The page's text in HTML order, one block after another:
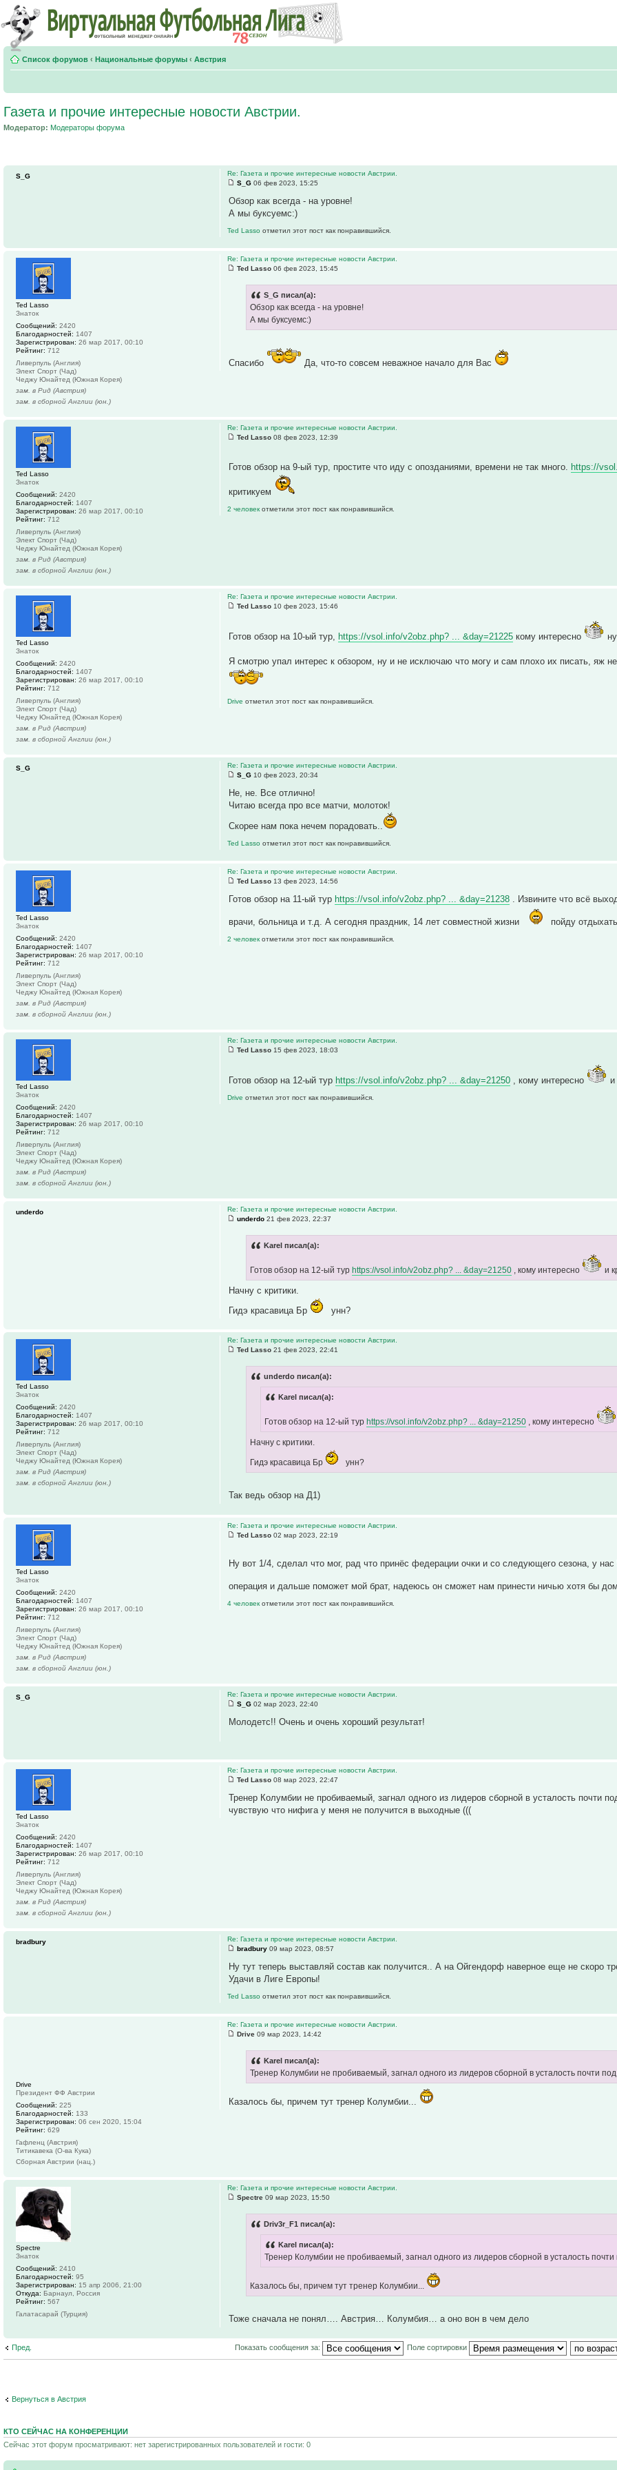
Список форумов ‹ Национальные форумы ‹ Австрия
Газета и прочие интересные новости Австрии.
Модератор: Модераторы форума
Re: Газета и прочие интересные новости Австрии.
S_G 06 фев 2023, 15:25
Обзор как всегда - на уровне!
А мы буксуемс:)
Ted Lassoотметил этот пост как понравившийся.
S_G
Re: Газета и прочие интересные новости Австрии.
Ted Lasso 06 фев 2023, 15:45
S_G писал(а):
Обзор как всегда - на уровне!
А мы буксуемс:)
Спасибо Да, что-то совсем неважное начало для Вас
Ted Lasso
Знаток
Сообщений: 2420
Благодарностей: 1407
Зарегистрирован: 26 мар 2017, 00:10
Рейтинг: 712
Ливерпуль (Англия)
Элект Спорт (Чад)
Чеджу Юнайтед (Южная Корея)
зам. в Рид (Австрия)
зам. в сборной Англии (юн.)
Re: Газета и прочие интересные новости Австрии.
Ted Lasso 08 фев 2023, 12:39
Готов обзор на 9-ый тур, простите что иду с опозданиями, времени не так много. https://
критикуем
2 человекотметили этот пост как понравившийся.
Ted Lasso
Знаток
Сообщений: 2420
Благодарностей: 1407
Зарегистрирован: 26 мар 2017, 00:10
Рейтинг: 712
Ливерпуль (Англия)
Элект Спорт (Чад)
Чеджу Юнайтед (Южная Корея)
зам. в Рид (Австрия)
зам. в сборной Англии (юн.)
Re: Газета и прочие интересные новости Австрии.
Ted Lasso 10 фев 2023, 15:46
Готов обзор на 10-ый тур, https://vsol.info/v2obz.php? ... &day=21225 кому интересно
Я смотрю упал интерес к обзором, ну и не исключаю что могу и сам плохо их писать, яж
Driveотметил этот пост как понравившийся.
Ted Lasso
Знаток
Сообщений: 2420
Благодарностей: 1407
Зарегистрирован: 26 мар 2017, 00:10
Рейтинг: 712
Ливерпуль (Англия)
Элект Спорт (Чад)
Чеджу Юнайтед (Южная Корея)
зам. в Рид (Австрия)
зам. в сборной Англии (юн.)
Re: Газета и прочие интересные новости Австрии.
S_G 10 фев 2023, 20:34
Не, не. Все отлично!
Читаю всегда про все матчи, молоток!
Скорее нам пока нечем порадовать..
Ted Lassoотметил этот пост как понравившийся.
S_G
Re: Газета и прочие интересные новости Австрии.
Ted Lasso 13 фев 2023, 14:56
Готов обзор на 11-ый тур https://vsol.info/v2obz.php? ... &day=21238 . Извините что всё
врачи, больница и т.д. А сегодня праздник, 14 лет совместной жизни пойду
2 человекотметили этот пост как понравившийся.
Ted Lasso
Знаток
Сообщений: 2420
Благодарностей: 1407
Зарегистрирован: 26 мар 2017, 00:10
Рейтинг: 712
Ливерпуль (Англия)
Элект Спорт (Чад)
Чеджу Юнайтед (Южная Корея)
зам. в Рид (Австрия)
зам. в сборной Англии (юн.)
Re: Газета и прочие интересные новости Австрии.
Ted Lasso 15 фев 2023, 18:03
Готов обзор на 12-ый тур https://vsol.info/v2obz.php? ... &day=21250 , кому интересно и
Driveотметил этот пост как понравившийся.
Ted Lasso
Знаток
Сообщений: 2420
Благодарностей: 1407
Зарегистрирован: 26 мар 2017, 00:10
Рейтинг: 712
Ливерпуль (Англия)
Элект Спорт (Чад)
Чеджу Юнайтед (Южная Корея)
зам. в Рид (Австрия)
зам. в сборной Англии (юн.)
Re: Газета и прочие интересные новости Австрии.
underdo 21 фев 2023, 22:37
Karel писал(а):
Готов обзор на 12-ый турhttps://vsol.info/v2obz.php? ... &day=21250 , кому интересно и
Начну с критики.
Гидэ красавица Бр
унн?
underdo
Re: Газета и прочие интересные новости Австрии.
Ted Lasso 21 фев 2023, 22:41
underdo писал(а):
Karel писал(а):
Готов обзор на 12-ый турhttps://vsol.info/v2obz.php? ... &day=21250 , кому интересно
Начну с критики.
Гидэ красавица Бр унн?
Так ведь обзор на Д1)
Ted Lasso
Знаток
Сообщений: 2420
Благодарностей: 1407
Зарегистрирован: 26 мар 2017, 00:10
Рейтинг: 712
Ливерпуль (Англия)
Элект Спорт (Чад)
Чеджу Юнайтед (Южная Корея)
зам. в Рид (Австрия)
зам. в сборной Англии (юн.)
Re: Газета и прочие интересные новости Австрии.
Ted Lasso 02 мар 2023, 22:19
Ну вот 1/4, сделал что мог, рад что принёс федерации очки и со следующего сезона, у нас
операция и дальше поможет мой брат, надеюсь он сможет нам принести ничью хотя бы
4 человекотметили этот пост как понравившийся.
Ted Lasso
Знаток
Сообщений: 2420
Благодарностей: 1407
Зарегистрирован: 26 мар 2017, 00:10
Рейтинг: 712
Ливерпуль (Англия)
Элект Спорт (Чад)
Чеджу Юнайтед (Южная Корея)
зам. в Рид (Австрия)
зам. в сборной Англии (юн.)
Re: Газета и прочие интересные новости Австрии.
S_G 02 мар 2023, 22:40
Молодетс!! Очень и очень хороший результат!
S_G
Re: Газета и прочие интересные новости Австрии.
Ted Lasso 08 мар 2023, 22:47
Тренер Колумбии не пробиваемый, загнал одного из лидеров сборной в усталость почти
чувствую что нифига у меня не получится в выходные (((
Ted Lasso
Знаток
Сообщений: 2420
Благодарностей: 1407
Зарегистрирован: 26 мар 2017, 00:10
Рейтинг: 712
Ливерпуль (Англия)
Элект Спорт (Чад)
Чеджу Юнайтед (Южная Корея)
зам. в Рид (Австрия)
зам. в сборной Англии (юн.)
Re: Газета и прочие интересные новости Австрии.
bradbury 09 мар 2023, 08:57
Ну тут теперь выставляй состав как получится.. А на Ойгендорф наверное еще не скоро
Удачи в Лиге Европы!
Ted Lassoотметил этот пост как понравившийся.
bradbury
Re: Газета и прочие интересные новости Австрии.
Drive 09 мар 2023, 14:42
Karel писал(а):
Тренер Колумбии не пробиваемый, загнал одного из лидеров сборной в усталость почти
Казалось бы, причем тут тренер Колумбии...
Drive
Президент ФФ Австрии
Сообщений: 225
Благодарностей: 133
Зарегистрирован: 06 сен 2020, 15:04
Рейтинг: 629
Гафленц (Австрия)
Титикавека (О-ва Кука)
Сборная Австрии (нац.)
Re: Газета и прочие интересные новости Австрии.
Spectre 09 мар 2023, 15:50
Driv3r_F1 писал(а):
Karel писал(а):
Тренер Колумбии не пробиваемый, загнал одного из лидеров сборной в усталость
Казалось бы, причем тут тренер Колумбии...
Тоже сначала не понял…. Австрия… Колумбия… а оно вон в чем дело
Spectre
Знаток
Сообщений: 2410
Благодарностей: 95
Зарегистрирован: 15 апр 2006, 21:00
Откуда: Барнаул, Россия
Рейтинг: 567
Галатасарай (Турция)
Пред. Показать сообщения за: Поле сортировки
Вернуться в Австрия
КТО СЕЙЧАС НА КОНФЕРЕНЦИИ
Сейчас этот форум просматривают: нет зарегистрированных пользователей и гости: 0